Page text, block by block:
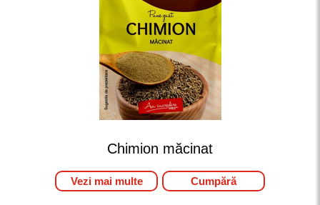
Chimion măcinat
Vezi mai multe Cumpără